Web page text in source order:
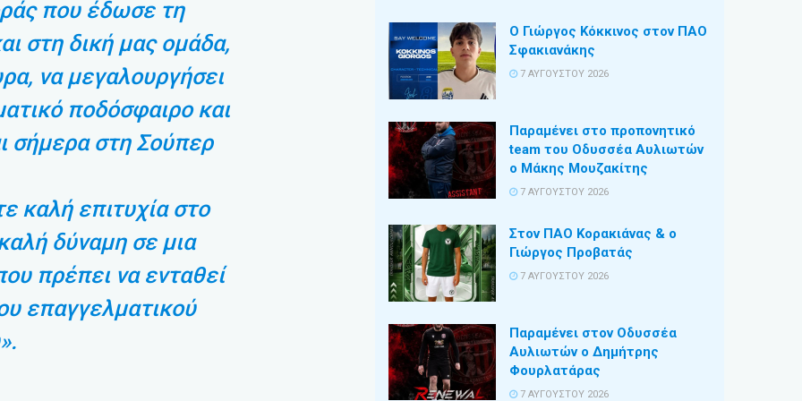
που έδωσε τη
στη δική μας ομάδα,
να μεγαλουργήσει
ποδόσφαιρο και
σήμερα στη Σούπερ
καλή επιτυχία στο
δύναμη σε μια
πρέπει να ενταθεί
επαγγελματικού
Ο Γιώργος Κόκκινος στον ΠΑΟ
Σφακιανάκης
7 ΑΥΓΟΎΣΤΟΥ 2026
Παραμένει στο προπονητικό
team του Οδυσσέα Αυλιωτών
ο Μάκης Μουζακίτης
7 ΑΥΓΟΎΣΤΟΥ 2026
Στον ΠΑΟ Κορακιάνας & ο
Γιώργος Προβατάς
7 ΑΥΓΟΎΣΤΟΥ 2026
Παραμένει στον Οδυσσέα
Αυλιωτών ο Δημήτρης
Φουρλατάρας
7 ΑΥΓΟΎΣΤΟΥ 2026